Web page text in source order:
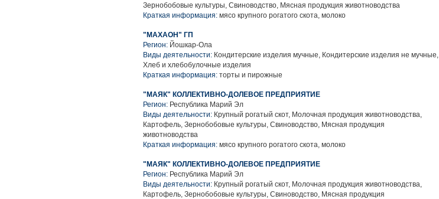
Зернобобовые культуры, Свиноводство, Мясная продукция животноводства
Краткая информация: мясо крупного рогатого скота, молоко
"МАХАОН" ГП
Регион: Йошкар-Ола
Виды деятельности: Кондитерские изделия мучные, Кондитерские изделия не мучные,
Хлеб и хлебобулочные изделия
Краткая информация: торты и пирожные
"МАЯК" КОЛЛЕКТИВНО-ДОЛЕВОЕ ПРЕДПРИЯТИЕ
Регион: Республика Марий Эл
Виды деятельности: Крупный рогатый скот, Молочная продукция животноводства,
Картофель, Зернобобовые культуры, Свиноводство, Мясная продукция
животноводства
Краткая информация: мясо крупного рогатого скота, молоко
"МАЯК" КОЛЛЕКТИВНО-ДОЛЕВОЕ ПРЕДПРИЯТИЕ
Регион: Республика Марий Эл
Виды деятельности: Крупный рогатый скот, Молочная продукция животноводства,
Картофель, Зернобобовые культуры, Свиноводство, Мясная продукция